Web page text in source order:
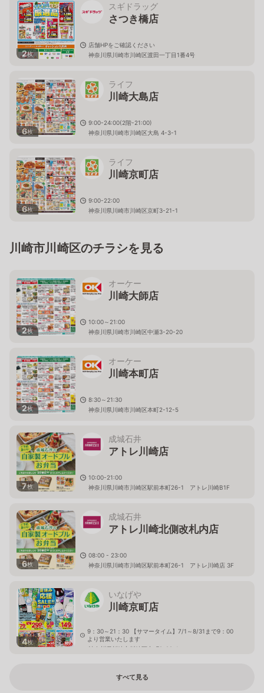
2枚
スギドラッグ
さつき橋店
店舗HPをご確認ください
神奈川県川崎市川崎区渡田一丁目1番4号
6枚
ライフ
川崎大島店
9:00-24:00(2階-21:00)
神奈川県川崎市川崎区大島 4-3-1
6枚
ライフ
川崎京町店
9:00-22:00
神奈川県川崎市川崎区京町3-21-1
川崎市川崎区のチラシを見る
2枚
オーケー
川崎大師店
10:00～21:00
神奈川県川崎市川崎区中瀬3-20-20
2枚
オーケー
川崎本町店
8:30～21:30
神奈川県川崎市川崎区本町2-12-5
7枚
成城石井
アトレ川崎店
10:00-21:00
神奈川県川崎市川崎区駅前本町26-1 アトレ川崎B1F
6枚
成城石井
アトレ川崎北側改札内店
08:00 - 23:00
神奈川県川崎市川崎区駅前本町26-1 アトレ川崎店 3F
4枚
いなげや
川崎京町店
9：30～21：30 【サマータイム】7/1～8/31まで9：00
より営業いたします
神奈川県川崎市川崎区京町2-22-1
すべて見る